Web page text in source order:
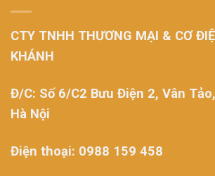
CTY TNHH THƯƠNG MẠI & CƠ
KHÁNH
Đ/C: Số 6/C2 Bưu Điện 2, Vân
Hà Nội
Điện thoại: 0988 159 458